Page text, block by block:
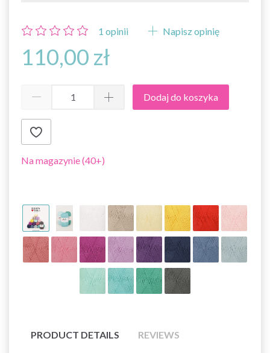
1 opinii Napisz opinię
110,00 zł
Dodaj do koszyka
Na magazynie (40+)
PRODUCT DETAILS REVIEWS